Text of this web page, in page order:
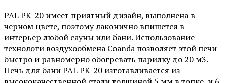
PAL PK-20 имеет приятный дизайн, выполнена в
черном цвете, поэтому лаконично впишется в
интерьер любой сауны или бани. Использование
технологи воздухообмена Coanda позволяет этой печи
быстро и равномерно обогревать парилку до 20 м3.
Печь для бани PAL PK-20 изготавливается из